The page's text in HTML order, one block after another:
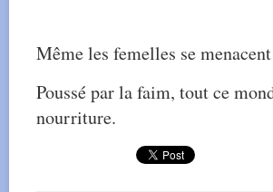
Même les femelles se
Poussé par la faim, tout ce
nourriture.